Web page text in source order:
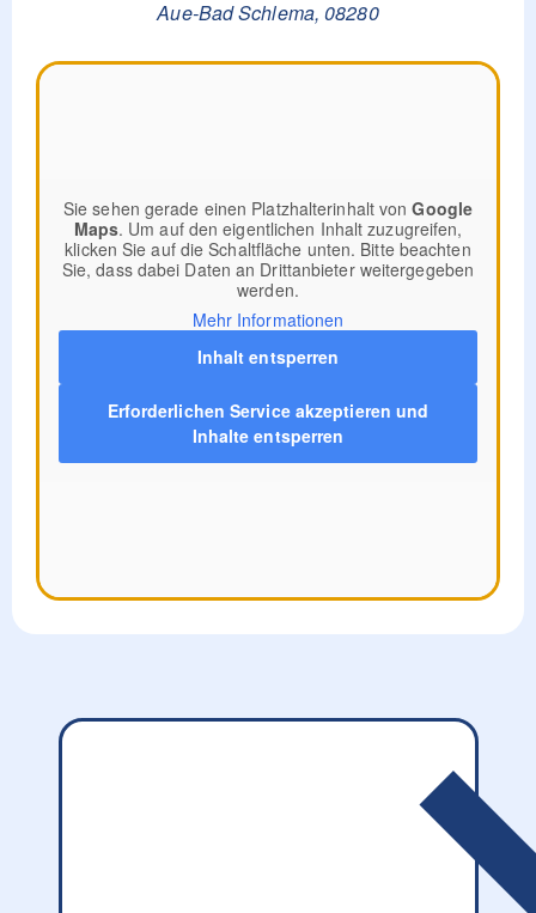
Aue-Bad Schlema, 08280
Sie sehen gerade einen Platzhalterinhalt vonGoogle
Maps. Um auf den eigentlichen Inhalt zuzugreifen,
klicken Sie auf die Schaltfläche unten. Bitte beachten
Sie, dass dabei Daten an Drittanbieter weitergegeben
werden.
Mehr Informationen
Inhalt entsperren
Erforderlichen Service akzeptieren und
Inhalte entsperren